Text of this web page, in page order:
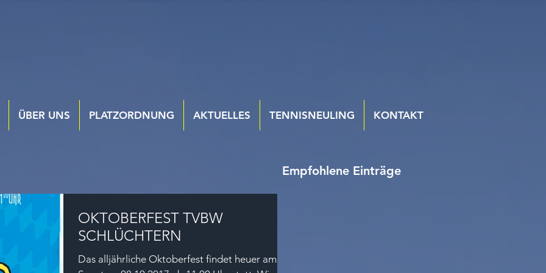
Empfohlene Einträge
OKTOBERFEST TVBW
SCHLÜCHTERN
Das alljährliche Oktoberfest findet heuer am
ÜBER UNS PLATZORDNUNG AKTUELLES TENNISNEULING KONTAKT